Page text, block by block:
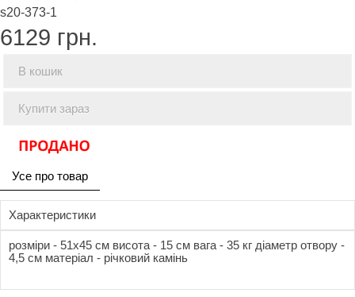
s20-373-1
6129 грн.
В кошик
Купити зараз
Усе про товар
Характеристики
розміри - 51x45 см висота - 15 см вага - 35 кг діаметр отвору -
4,5 см матеріал - річковий камінь